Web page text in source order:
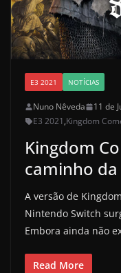
E3 2021 NOTÍCIAS
Nuno Nêveda
11 de
E3 2021,Kingdom
Kingdom
caminho
A versão de
Nintendo Switch
Embora ainda não
Read More